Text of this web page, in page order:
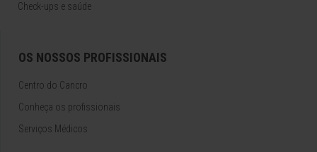
Check-ups e saúde
OS NOSSOS PROFISSIONAIS
Centro do Cancro
Conheça os profissionais
Serviços Médicos